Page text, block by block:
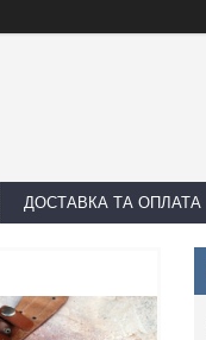
ДОСТАВКА ТА ОПЛАТА